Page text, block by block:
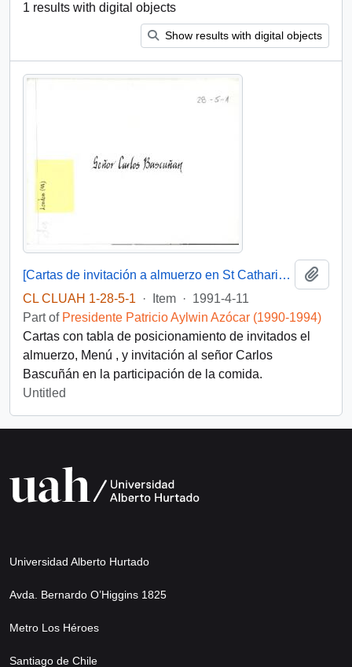
1 results with digital objects
Show results with digital objects
[Cartas de invitación a almuerzo en St Catharine's College, Cambridge].
CL CLUAH 1-28-5-1
· Item · 1991-4-11
Part of Presidente Patricio Aylwin Azócar (1990-1994)
Cartas con tabla de posicionamiento de invitados el
almuerzo, Menú , y invitación al señor Carlos
Bascuñán en la participación de la comida.
Untitled
Universidad Alberto Hurtado
Avda. Bernardo O’Higgins 1825
Metro Los Héroes
Santiago de Chile